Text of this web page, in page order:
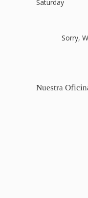
Saturday
Sorry,
Nuestra